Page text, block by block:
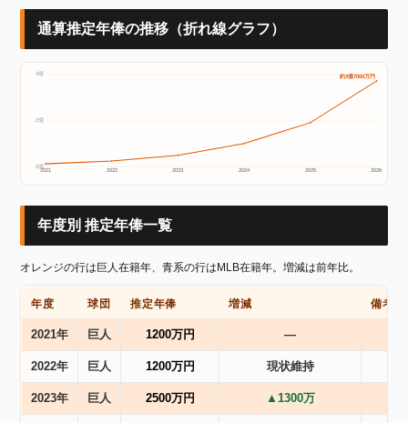
通算推定年俸の推移（折れ線グラフ）
0億
2億
4億
2021 2022 2023 2024 2025 2026
約3億7000万円
年度別 推定年俸一覧
オレンジの行は巨人在籍年、青系の行はMLB在籍年。増減は前年比。
年度 球団 推定年俸 増減 備考
2021年 巨人 1200万円 ―
2022年 巨人 1200万円 現状維持
2023年 巨人 2500万円 ▲1300万